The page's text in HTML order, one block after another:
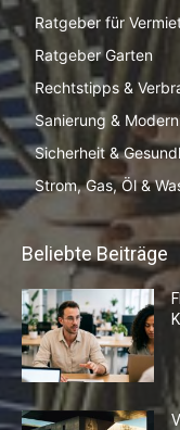
Ratgeber für
Ratgeber Garten
Rechtstipps &
Sanierung &
Sicherheit &
Strom, Gas, Öl &
Beliebte Beiträge